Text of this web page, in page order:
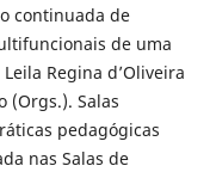
continuada de
de uma
Regina d’Oliveira
(Orgs.). Salas
pedagógicas
nas Salas de